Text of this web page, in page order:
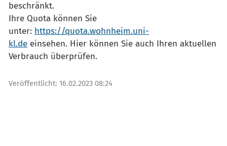
beschränkt.
Ihre Quota können Sie
unter: https://quota.wohnheim.uni-
kl.de einsehen. Hier können Sie auch Ihren aktuellen
Verbrauch überprüfen.
Veröffentlicht: 16.02.2023 08:24